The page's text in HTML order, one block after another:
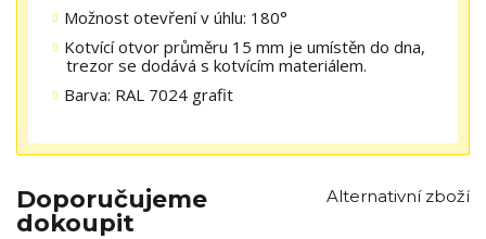
Možnost otevření v úhlu: 180°
Kotvící otvor průměru 15 mm je umístěn do dna,
trezor se dodává s kotvícím materiálem.
Barva: RAL 7024 grafit
Doporučujeme
dokoupit
Alternativní zboží